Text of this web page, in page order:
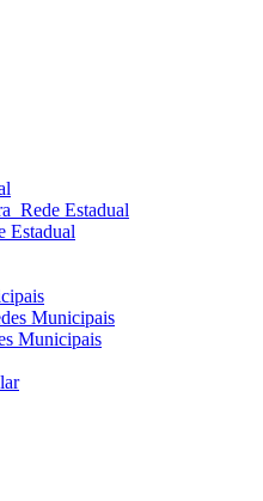
Estadual
Estadual
Municipais
Municipais